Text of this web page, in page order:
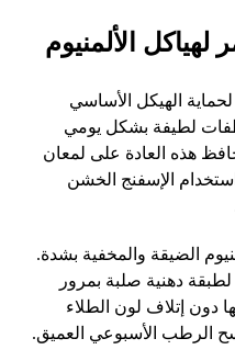
لهياكل الألمنيوم
الهيكل الأساسي
لطيفة بشكل يومي
هذه العادة على لمعان
استخدام الإسفنج الخشن
الضيقة والمخفية بشدة.
دهنية صلبة بمرور
دون إتلاف لون الطلاء
الرطب الأسبوعي العميق.